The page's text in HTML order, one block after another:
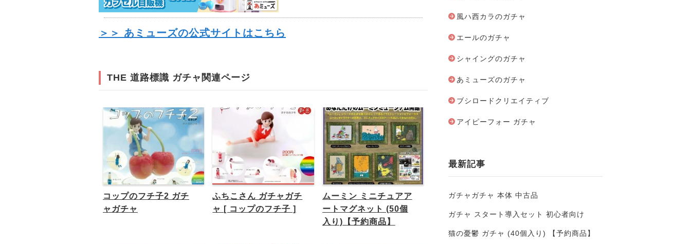
＞＞ あミューズの公式サイトはこちら
THE 道路標識 ガチャ関連ページ
コップのフチ子2 ガチ
ャガチャ
ふちこさん ガチャガチ
ャ [ コップのフチ子 ]
ムーミン ミニチュアア
ートマグネット (50個
入り)【予約商品】
風ハ西カラのガチャ
エールのガチャ
シャイングのガチャ
あミューズのガチャ
ブシロードクリエイティブ
アイピーフォー ガチャ
最新記事
ガチャガチャ 本体 中古品
ガチャ スタート導入セット 初心者向け
猫の憂鬱 ガチャ (40個入り) 【予約商品】